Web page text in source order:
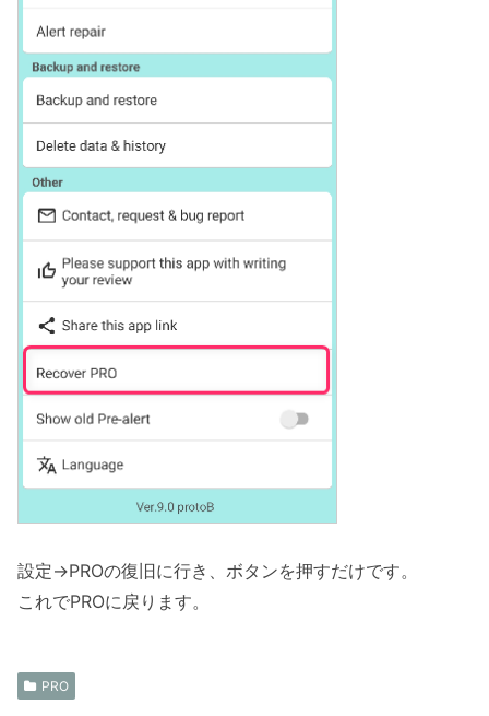
設定→PROの復旧に行き、ボタンを押すだけです。
これでPROに戻ります。
PRO